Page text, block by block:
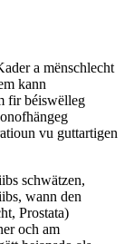
a mënschlecht
kann
fir béiswëlleg
vu guttartigen
schwätzen,
wann den
Prostata)
och am